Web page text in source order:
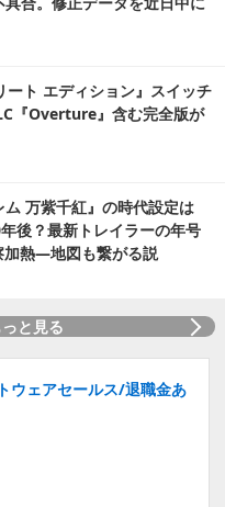
ート エディション』スイッチ
『Overture』含む完全版が
ム 万紫千紅』の時代設定は
後？最新トレイラーの年号
加熱―地図も繋がる説
と見る
ウェアセールス/退職金あ